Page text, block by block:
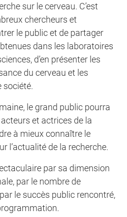
sur le cerveau. C’est
chercheurs et
le public et de partager
dans les laboratoires
d’en présenter les
du cerveau et les
société.
le grand public pourra
et actrices de la
à mieux connaître le
l’actualité de la recherche.
par sa dimension
par le nombre de
le succès public rencontré,